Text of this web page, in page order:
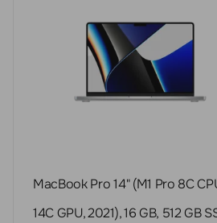
MacBook Pro 14" (M1 Pro 8C
14C GPU, 2021), 16 GB, 512 GB